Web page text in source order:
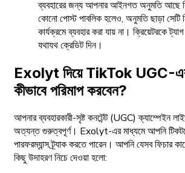
ব্যবহারের জন্য আপনার আইনগত অনুমতি আছে
কোনো পোস্ট পাবলিক হলেও, অনুমতি ছাড়া সেটি
কার্যক্রমে ব্যবহার করা যায় না। ক্রিয়েটরকে
যথাযথ ক্রেডিট দিন।
Exolyt দিয়ে TikTok UGC-
কীভাবে পরিমাপ করবেন?
আপনার ব্যবহারকারী-সৃষ্ট কনটেন্ট (UGC) ক্যাম্পেইন
অত্যন্ত গুরুত্বপূর্ণ। Exolyt-এর মাধ্যমে আপনি
পারফরম্যান্স ট্র্যাক করতে পারেন। আপনি যেসব ফিচার
কিছু উদাহরণ নিচে দেওয়া হলো: